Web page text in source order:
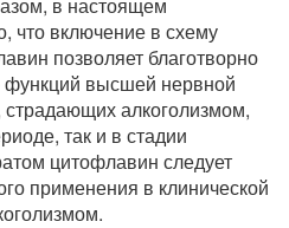
что включение в схему
позволяет благотворно
функций высшей нервной
страдающих алкоголизмом,
так и в стадии
цитофлавин следует
применения в клинической